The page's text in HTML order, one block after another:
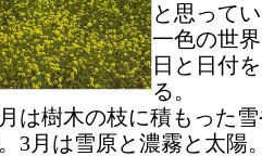
と思って
一色の世
日と日付
る。
は樹木の枝に積もった
3月は雪原と濃霧と太陽